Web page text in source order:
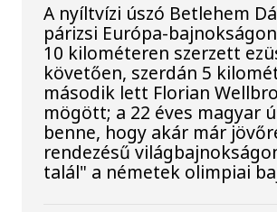
A nyíltvízi úszó Betlehem
párizsi Európa-
10 kilométeren szerzett
követően, szerdán 5
második lett Florian
mögött; a 22 éves magyar
benne, hogy akár már
rendezésű
talál" a németek olimpiai